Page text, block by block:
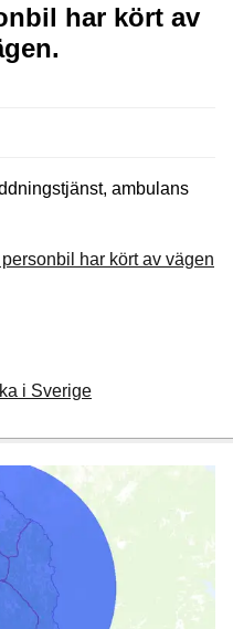
har kört av
ambulans
har kört av vägen
i Sverige